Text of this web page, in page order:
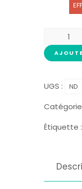
UGS : ND
Étiquette :